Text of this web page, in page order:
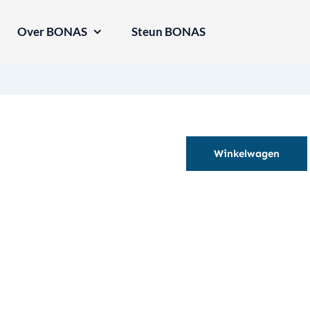
Over BONAS Steun BONAS
Winkelwagen